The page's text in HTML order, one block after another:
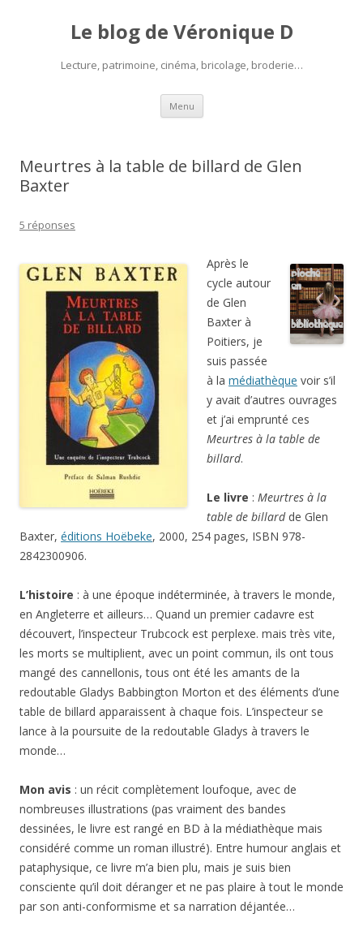
Le blog de Véronique D
Lecture, patrimoine, cinéma, bricolage, broderie…
Menu Aller
contenu
Meurtres à la table de billard de Glen
Baxter
5 réponses
Après le
cycle autour
de Glen
Baxter à
Poitiers, je
suis passée
à la médiathèque voir s’il
y avait d’autres ouvrages
et j’ai emprunté ces
Meurtres à la table de
billard.
Le livre : Meurtres à la
table de billardde Glen
Baxter, éditions Hoëbeke, 2000, 254 pages, ISBN 978-
2842300906.
L’histoire : à une époque indéterminée, à travers le monde,
en Angleterre et ailleurs… Quand un premier cadavre est
découvert, l’inspecteur Trubcock est perplexe. mais très vite,
les morts se multiplient, avec un point commun, ils ont tous
mangé des cannellonis, tous ont été les amants de la
redoutable Gladys Babbington Morton et des éléments d’une
table de billard apparaissent à chaque fois. L’inspecteur se
lance à la poursuite de la redoutable Gladys à travers le
monde…
Mon avis : un récit complètement loufoque, avec de
nombreuses illustrations (pas vraiment des bandes
dessinées, le livre est rangé en BD à la médiathèque mais
considéré comme un roman illustré). Entre humour anglais et
pataphysique, ce livre m’a bien plu, mais je suis bien
consciente qu’il doit déranger et ne pas plaire à tout le monde
par son anti-conformisme et sa narration déjantée…